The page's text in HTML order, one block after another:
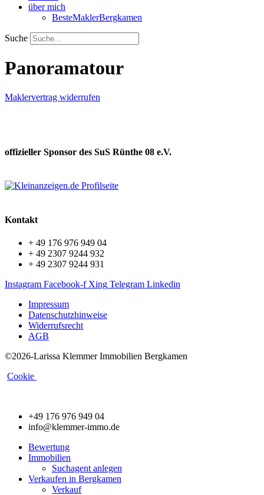
über mich
BesteMaklerBergkamen
Suche
Panoramatour
Maklervertrag widerrufen
offizieller Sponsor des SuS Rünthe 08 e.V.
Kontakt
+ 49 176 976 949 04
+ 49 2307 9244 932
+ 49 2307 9244 931
Instagram Facebook-f Xing Telegram Linkedin
Impressum
Datenschutzhinweise
Widerrufsrecht
AGB
©2026-Larissa Klemmer Immobilien Bergkamen
Cookie
+49 176 976 949 04
info@klemmer-immo.de
Bewertung
Immobilien
Suchagent anlegen
Verkaufen in Bergkamen
Verkauf